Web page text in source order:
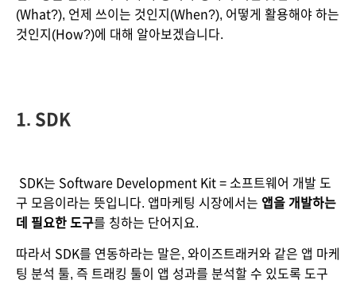
(What?), 언제 쓰이는 것인지(When?), 어떻게 활용해야 하는
것인지(How?)에 대해 알아보겠습니다.
1. SDK
구 모음이라는 뜻입니다. 앱마케팅 시장에서는 앱을 개발하는
데 필요한 도구를 칭하는 단어지요.
따라서 SDK를 연동하라는 말은, 와이즈트래커와 같은 앱 마케
팅 분석 툴, 즉 트래킹 툴이 앱 성과를 분석할 수 있도록 도구